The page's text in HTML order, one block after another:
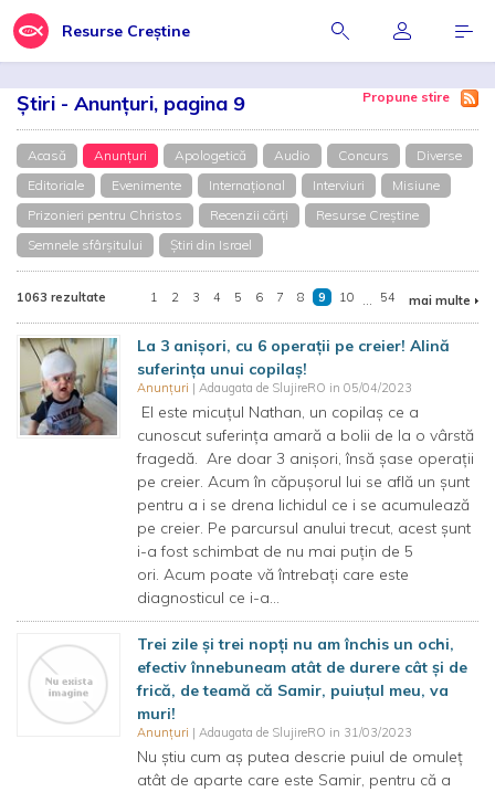
Resurse Creștine
Știri - Anunțuri, pagina 9 Propune stire
Acasă Anunțuri Apologetică Audio Concurs
Diverse
Editoriale
Evenimente Internațional Interviuri
Misiune
Prizonieri pentru Christos
Recenzii cărți
Resurse Creștine
Semnele sfârșitului
Știri din Israel
1063 rezultate 1 2 3 4 5 6 7 8 9 10 ... 54 mai multe
La 3 anișori, cu 6 operații pe creier! Alină
suferința unui copilaș!
Anunțuri | Adaugata de SlujireRO in 05/04/2023
El este micuțul Nathan, un copilaș ce a
cunoscut suferința amară a bolii de la o vârstă
fragedă. Are doar 3 anișori, însă șase operații
pe creier. Acum în căpușorul lui se află un șunt
pentru a i se drena lichidul ce i se acumulează
pe creier. Pe parcursul anului trecut, acest șunt
i-a fost schimbat de nu mai puțin de 5
ori. Acum poate vă întrebați care este
diagnosticul ce i-a...
Trei zile și trei nopți nu am închis un ochi,
efectiv înnebuneam atât de durere cât și de
frică, de teamă că Samir, puiuțul meu, va
muri!
Anunțuri | Adaugata de SlujireRO in 31/03/2023
Nu știu cum aș putea descrie puiul de omuleț
atât de aparte care este Samir, pentru că a